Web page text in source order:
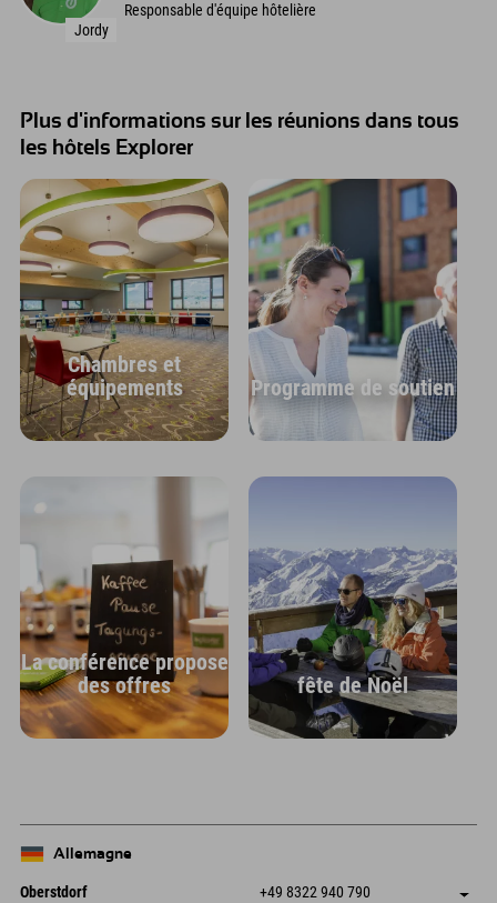
Jordy
Responsable d'équipe hôtelière
Plus d'informations sur les réunions dans tous
les hôtels Explorer
Chambres et
équipements
Programme de soutien
La conférence propose
des offres
fête de Noël
Allemagne
Oberstdorf +49 8322 940 790